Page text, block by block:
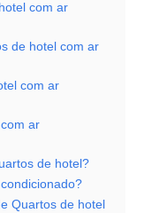
com ar
de hotel com ar
com ar
ar
de hotel?
Quartos de hotel